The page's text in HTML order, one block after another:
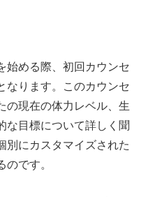
始める際、初回カウンセ
なります。このカウンセ
の現在の体力レベル、生
な目標について詳しく聞
別にカスタマイズされた
のです。